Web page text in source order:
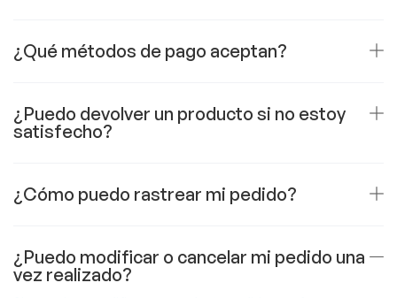
¿Qué métodos de pago aceptan?
¿Puedo devolver un producto si no estoy
satisfecho?
¿Cómo puedo rastrear mi pedido?
¿Puedo modificar o cancelar mi pedido una
vez realizado?